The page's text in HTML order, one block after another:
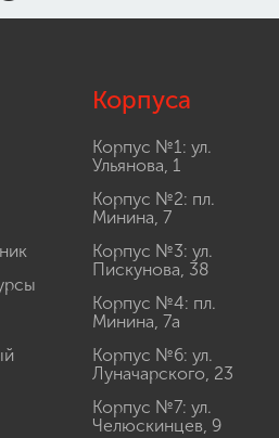
Корпуса
Корпус №1: ул.
Ульянова, 1
Корпус №2: пл.
Минина, 7
Корпус №3: ул.
Пискунова, 38
Корпус №4: пл.
Минина, 7а
Корпус №6: ул.
Луначарского, 23
Корпус №7: ул.
Челюскинцев, 9